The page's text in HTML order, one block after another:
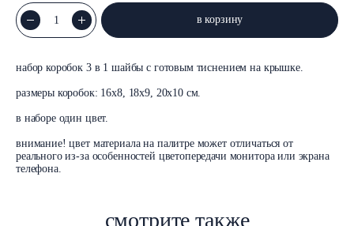
в корзину
набор коробок 3 в 1 шайбы с готовым тиснением на крышке.
размеры коробок: 16х8, 18х9, 20х10 см.
в наборе один цвет.
внимание! цвет материала на палитре может отличаться от
реального из-за особенностей цветопередачи монитора или экрана
телефона.
смотрите также